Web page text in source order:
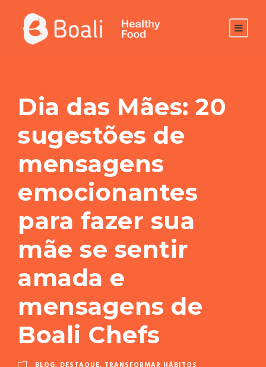
Dia das Mães: 20
sugestões de
mensagens
emocionantes
para fazer sua
mãe se sentir
amada e
mensagens de
Boali Chefs